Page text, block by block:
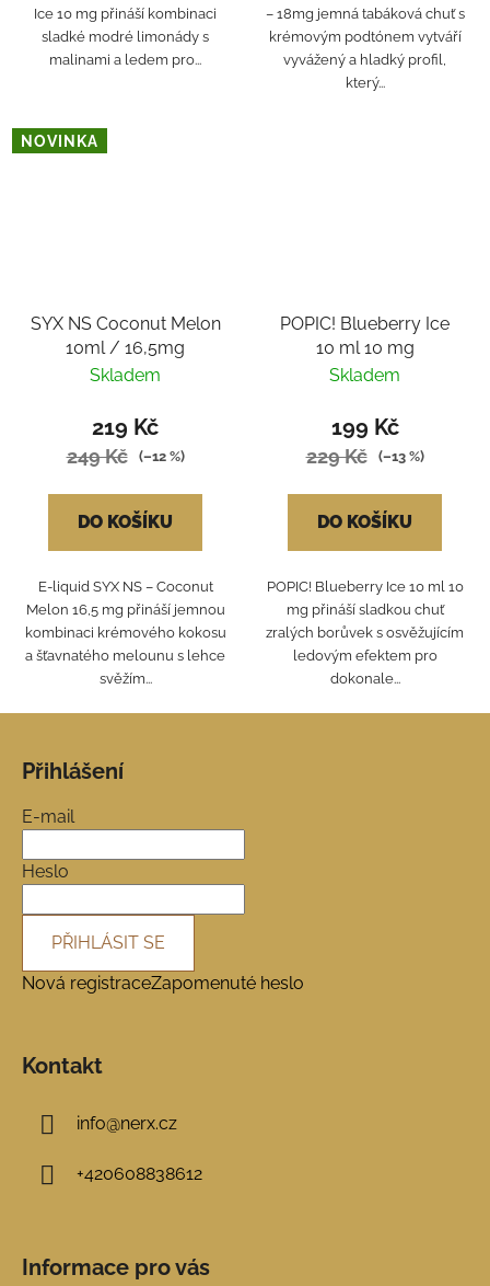
Ice 10 mg přináší kombinaci
sladké modré limonády s
malinami a ledem pro...
– 18mg jemná tabáková chuť s
krémovým podtónem vytváří
vyvážený a hladký profil,
který...
NOVINKA
SYX NS Coconut Melon
10ml / 16,5mg
Skladem
219 Kč
249 Kč (–12 %)
DO KOŠÍKU
E-liquid SYX NS – Coconut
Melon 16,5 mg přináší jemnou
kombinaci krémového kokosu
a šťavnatého melounu s lehce
svěžím...
POPIC! Blueberry Ice
10 ml 10 mg
Skladem
199 Kč
229 Kč (–13 %)
DO KOŠÍKU
POPIC! Blueberry Ice 10 ml 10
mg přináší sladkou chuť
zralých borůvek s osvěžujícím
ledovým efektem pro
dokonale...
Přihlášení
E-mail
Heslo
PŘIHLÁSIT SE
Nová registraceZapomenuté heslo
Kontakt
info@nerx.cz
+420608838612
Informace pro vás